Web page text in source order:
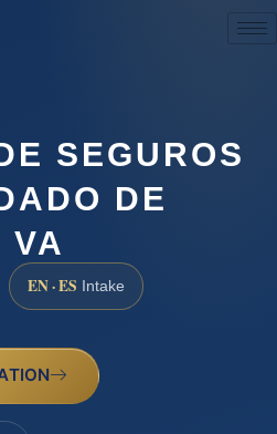
SEGUROS
DE
VA
EN · ES Intake